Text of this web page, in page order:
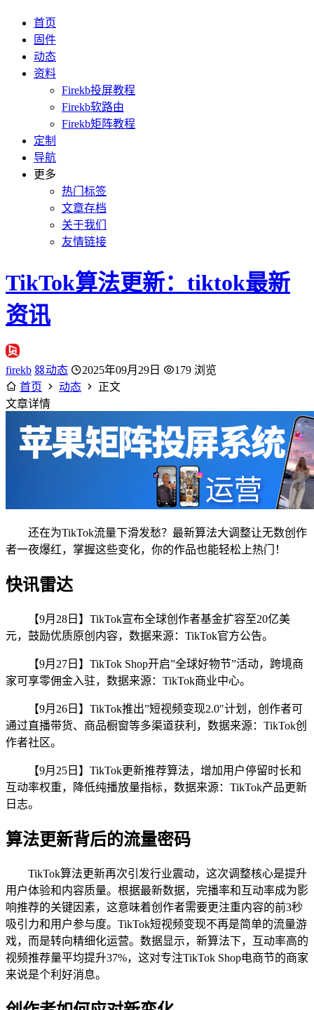
首页
固件
动态
资料
Firekb投屏教程
Firekb软路由
Firekb矩阵教程
定制
导航
更多
热门标签
文章存档
关于我们
友情链接
TikTok算法更新：tiktok最新
资讯
firekb 动态 2025年09月29日
179 浏览
首页
动态
正文
文章详情
还在为TikTok流量下滑发愁？最新算法大调整让无数创作
者一夜爆红，掌握这些变化，你的作品也能轻松上热门！
快讯雷达
【9月28日】TikTok宣布全球创作者基金扩容至20亿美
元，鼓励优质原创内容，数据来源：TikTok官方公告。
【9月27日】TikTok Shop开启”全球好物节”活动，跨境商
家可享零佣金入驻，数据来源：TikTok商业中心。
【9月26日】TikTok推出”短视频变现2.0″计划，创作者可
通过直播带货、商品橱窗等多渠道获利，数据来源：TikTok创
作者社区。
【9月25日】TikTok更新推荐算法，增加用户停留时长和
互动率权重，降低纯播放量指标，数据来源：TikTok产品更新
日志。
算法更新背后的流量密码
TikTok算法更新再次引发行业震动，这次调整核心是提升
用户体验和内容质量。根据最新数据，完播率和互动率成为影
响推荐的关键因素，这意味着创作者需要更注重内容的前3秒
吸引力和用户参与度。TikTok短视频变现不再是简单的流量游
戏，而是转向精细化运营。数据显示，新算法下，互动率高的
视频推荐量平均提升37%，这对专注TikTok Shop电商节的商家
来说是个利好消息。